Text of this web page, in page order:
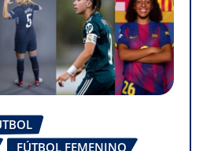
FÚTBOL FEMENINO